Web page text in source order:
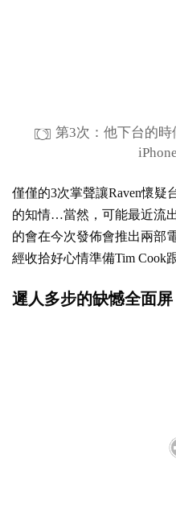
第3次：他下台的
僅僅的3次掌聲讓Raven懷疑
的知情…當然，可能最近流
的會在今次發佈會推出兩部
經收拾好心情準備Tim Cook
遲人多步的缺憾全面